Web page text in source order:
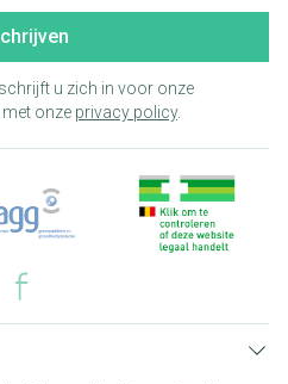
u zich in voor onze
onze privacy policy.